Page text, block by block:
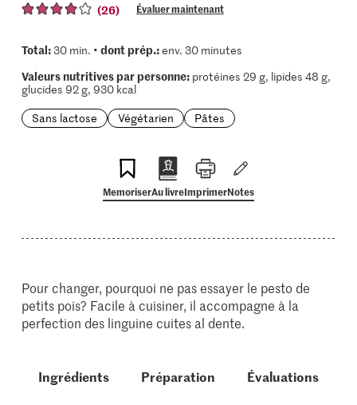
(26) Évaluer maintenant
Total:30 min. • dont prép.:env. 30 minutes
Valeurs nutritives par personne:protéines 29 g, lipides 48 g,
glucides 92 g, 930 kcal
Sans lactose
Végétarien Pâtes
MemoriserAu livreImprimerNotes
Pour changer, pourquoi ne pas essayer le pesto de
petits pois? Facile à cuisiner, il accompagne à la
perfection des linguine cuites al dente.
Ingrédients Préparation Évaluations